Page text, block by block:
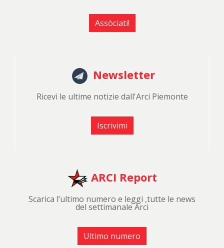
Assòciati!
Newsletter
Ricevi le ultime notizie dall'Arci Piemonte
Iscrivimi
ARCI Report
Scarica l’ultimo numero e leggi ,tutte le news
del settimanale Arci
Ultimo numero